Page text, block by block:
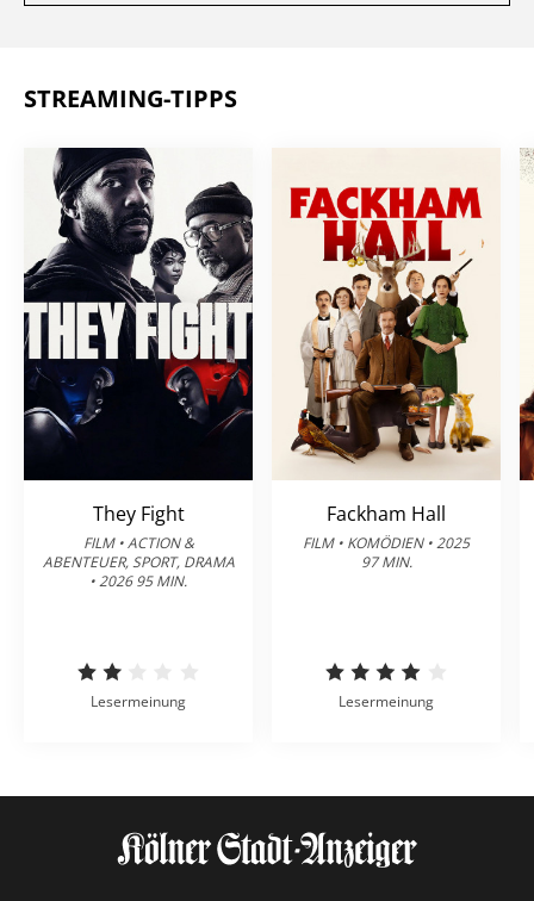
STREAMING-TIPPS
They Fight
FILM • ACTION &
ABENTEUER, SPORT, DRAMA
• 2026 95 MIN.
Lesermeinung
Fackham Hall
FILM • KOMÖDIEN • 2025
97 MIN.
Lesermeinung